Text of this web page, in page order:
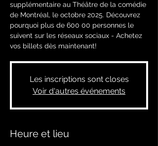
supplémentaire au Théâtre de la comédie
de Montréal, le octobre 2025. Découvrez
pourquoi plus de 600 00 personnes le
suivent sur les réseaux sociaux - Achetez
vos billets dès maintenant!
Les inscriptions sont closes
Voir d'autres événements
Heure et lieu